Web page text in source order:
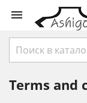

Terms and